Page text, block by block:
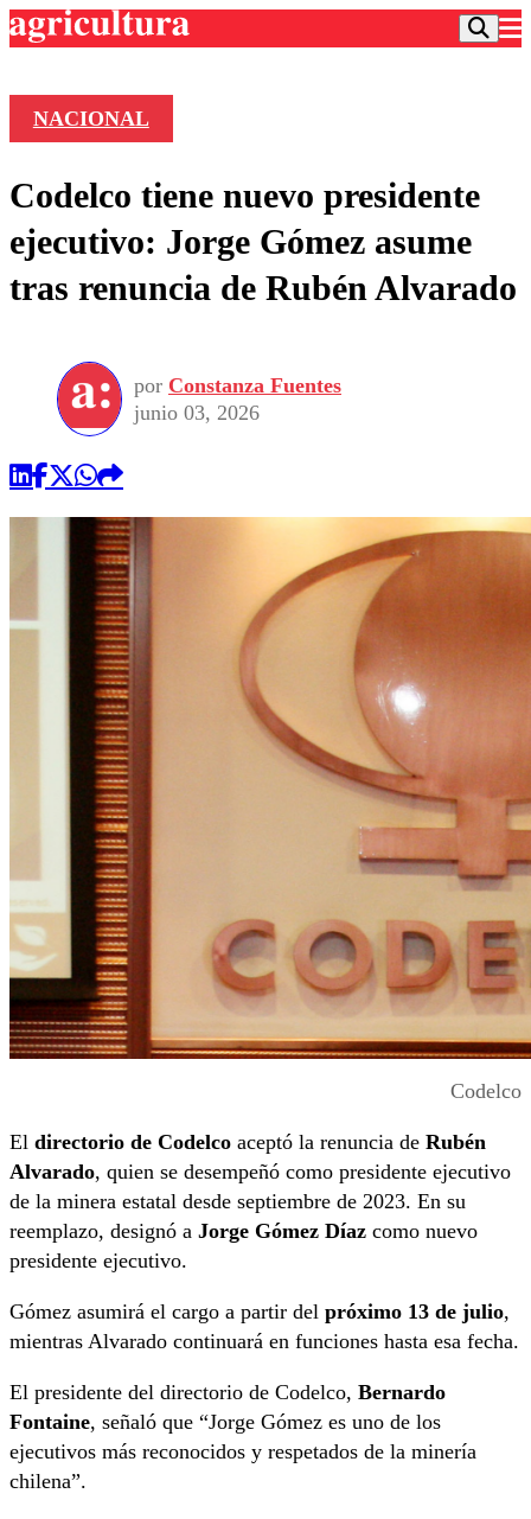
Frecuencias
Agricultura TV
Deportes
Colo Colo
Seleccion Chilena
Torneo Internacional
Universidad de Chile
Entretención
Economía
Internacional
Sustentabilidad
Publicaciones en medios
Opinión
NACIONAL
Codelco tiene nuevo presidente
ejecutivo: Jorge Gómez asume
tras renuncia de Rubén Alvarado
por Constanza Fuentes
junio 03, 2026
Codelco
El directorio de Codelco aceptó la renuncia de Rubén
Alvarado, quien se desempeñó como presidente ejecutivo
de la minera estatal desde septiembre de 2023. En su
reemplazo, designó a Jorge Gómez Díaz como nuevo
presidente ejecutivo.
Gómez asumirá el cargo a partir del próximo 13 de julio,
mientras Alvarado continuará en funciones hasta esa fecha.
El presidente del directorio de Codelco, Bernardo
Fontaine, señaló que “Jorge Gómez es uno de los
ejecutivos más reconocidos y respetados de la minería
chilena”.